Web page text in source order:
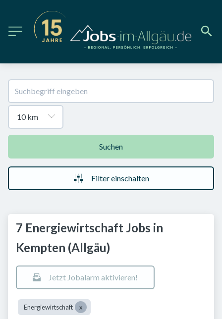
Suchen
Filter einschalten
7 Energiewirtschaft Jobs in
Kempten (Allgäu)
Jetzt Jobalarm aktivieren!
Energiewirtschaft